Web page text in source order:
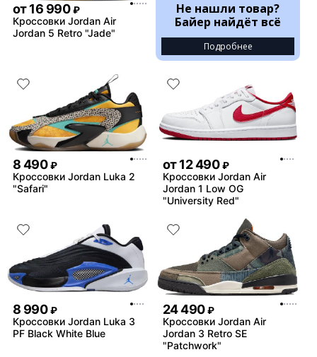
от16 990 ₽
Кроссовки Jordan Air
Jordan 5 Retro "Jade"
Не нашли товар?
Байер найдёт всё
Подробнее
8 490 ₽
Кроссовки Jordan Luka 2
"Safari"
от12 490 ₽
Кроссовки Jordan Air
Jordan 1 Low OG
"University Red"
8 990 ₽
Кроссовки Jordan Luka 3
PF Black White Blue
24 490 ₽
Кроссовки Jordan Air
Jordan 3 Retro SE
"Patchwork"